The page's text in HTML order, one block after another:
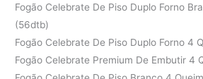
Fogão Celebrate De Piso Duplo Forno
(56dtb)
Fogão Celebrate De Piso Duplo Forno 4
Fogão Celebrate Premium De Embutir 4